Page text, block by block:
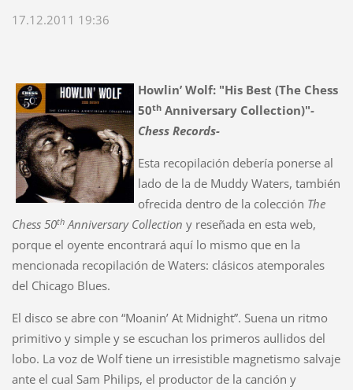
17.12.2011 19:36
Howlin’ Wolf: "His Best (The Chess
50thAnniversary Collection)"-
Chess Records-
Esta recopilación debería ponerse al
lado de la de Muddy Waters, también
ofrecida dentro de la colección The
Chess 50thAnniversary Collection y reseñada en esta web,
porque el oyente encontrará aquí lo mismo que en la
mencionada recopilación de Waters: clásicos atemporales
del Chicago Blues.
El disco se abre con “Moanin’ At Midnight”. Suena un ritmo
primitivo y simple y se escuchan los primeros aullidos del
lobo. La voz de Wolf tiene un irresistible magnetismo salvaje
ante el cual Sam Philips, el productor de la canción y